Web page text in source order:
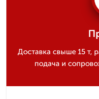
Доставка свыше 15 т,
подача и